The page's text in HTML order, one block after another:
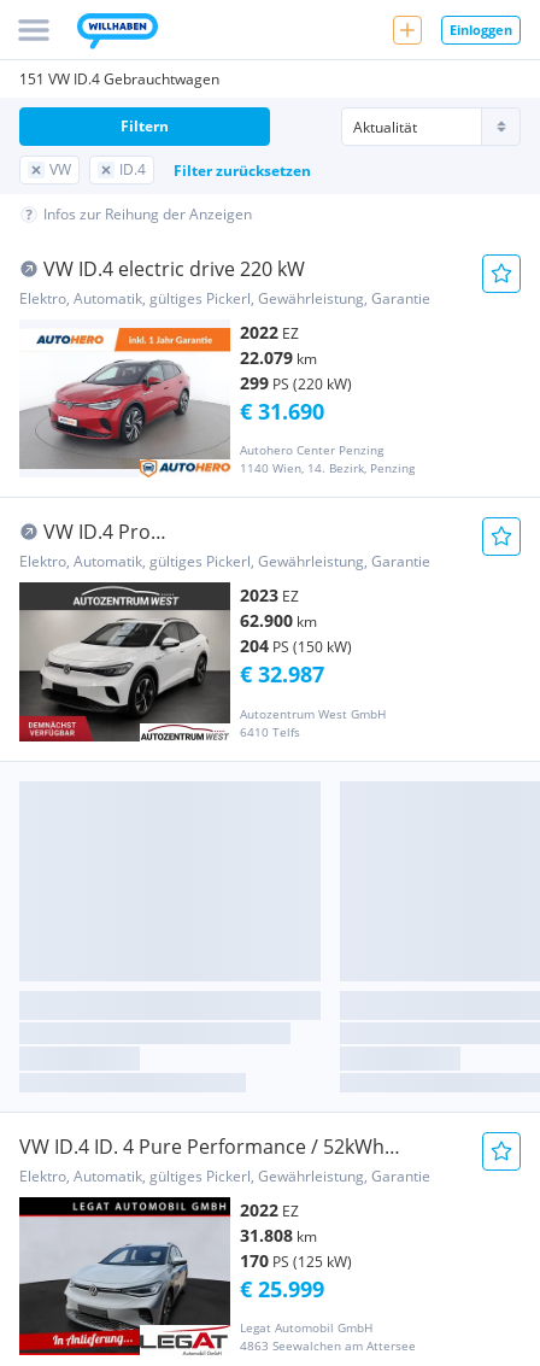
Einloggen
151 VW ID.4 Gebrauchtwagen
VW ID.4 Filter zurücksetzen
Filtern
Infos zur Reihung der Anzeigen
VW ID.4 electric drive 220 kW
Elektro, Automatik, gültiges Pickerl, Gewährleistung, Garantie
2022 EZ
22.079 km
299 PS (220 kW)
Autohero Center Penzing
1140 Wien, 14. Bezirk, Penzing
€ 31.690
VW ID.4 Pro
Performance..AHK/NAVI/Keyless/ACC
Elektro, Automatik, gültiges Pickerl, Gewährleistung, Garantie
2023 EZ
62.900 km
204 PS (150 kW)
Autozentrum West GmbH
6410 Telfs
€ 32.987
VW ID.4 ID. 4 Pure Performance / 52kWh
*MATRIX-LED*KAME...
Elektro, Automatik, gültiges Pickerl, Gewährleistung, Garantie
2022 EZ
31.808 km
170 PS (125 kW)
Legat Automobil GmbH
4863 Seewalchen am Attersee
€ 25.999